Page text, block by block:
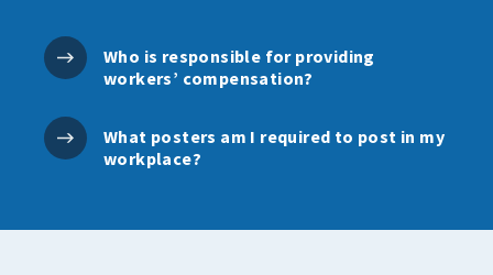
Who is responsible for providing
workers’ compensation?
What posters am I required to post in my
workplace?